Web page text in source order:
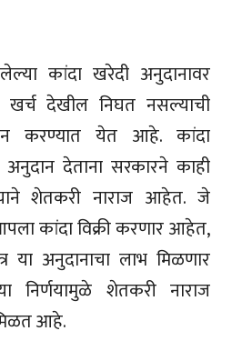
कांदा खरेदी अनुदानावर
खर्च देखील निघत नसल्याची
करण्यात येत आहे. कांदा
देताना सरकारने काही
शेतकरी नाराज आहेत. जे
कांदा विक्री करणार आहेत,
या अनुदानाचा लाभ मिळणार
निर्णयामुळे शेतकरी नाराज
आहे.